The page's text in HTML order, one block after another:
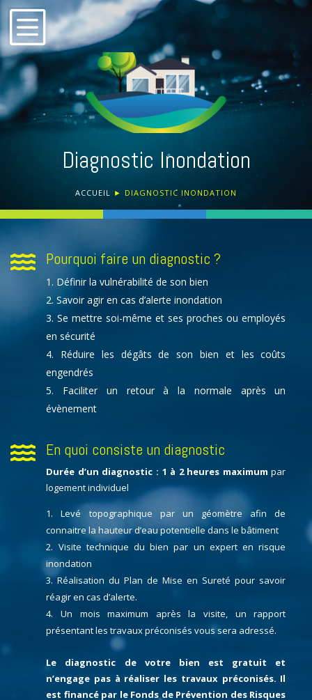
b
Diagnostic Inondation
ACCUEIL ► DIAGNOSTIC INONDATION
 Pourquoi faire un diagnostic ?
Définir la vulnérabilité de son bien
Savoir agir en cas d’alerte inondation
Se mettre soi-même et ses proches ou employés
en sécurité
Réduire les dégâts de son bien et les coûts
engendrés
Faciliter un retour à la normale après un
évènement
 En quoi consiste un diagnostic
Durée d’un diagnostic : 1 à 2 heures maximumpar
logement individuel
Levé topographique par un géomètre afin de
connaitre la hauteur d’eau potentielle dans le bâtiment
Visite technique du bien par un expert en risque
inondation
Réalisation du Plan de Mise en Sureté pour savoir
réagir en cas d’alerte.
Un mois maximum après la visite, un rapport
présentant les travaux préconisés vous sera adressé.
Le diagnostic de votre bien est gratuit et
n’engage pas à réaliser les travaux préconisés. Il
est financé par le Fonds de Prévention des Risques